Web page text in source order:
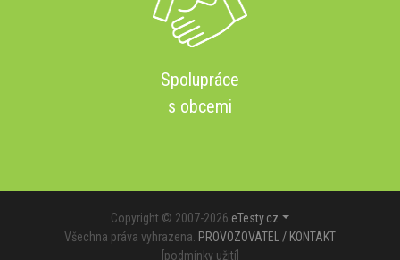
Spolupráce
s obcemi
Copyright © 2007-2026 eTesty.cz
Všechna práva vyhrazena. PROVOZOVATEL / KONTAKT
podmínky užití]